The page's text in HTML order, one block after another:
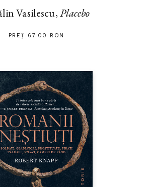
Vasilescu,Placebo
PREȚ 67.00 RON